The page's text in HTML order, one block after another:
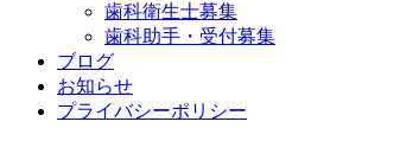
歯科衛生士募集
歯科助手・受付募集
ブログ
お知らせ
プライバシーポリシー